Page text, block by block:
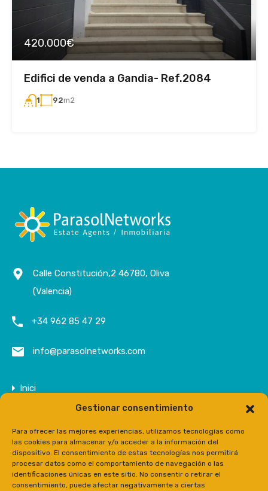
Gestionar consentimiento
Para ofrecer las mejores experiencias, utilizamos tecnologías como
las cookies para almacenar y/o acceder a la información del
dispositivo. El consentimiento de estas tecnologías nos permitirá
procesar datos como el comportamiento de navegación o las
identificaciones únicas en este sitio. No consentir o retirar el
consentimiento, puede afectar negativamente a ciertas
420.000€
Edifici de venda a Gandia- Ref.2084
1 92m2
Calle Constitución,2 46780, Oliva
(Valencia)
+34 962 85 47 29
info@parasolnetworks.com
Inici
Propietats
Contacte
Prensa